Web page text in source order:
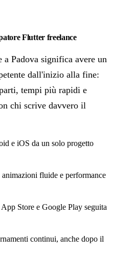
Flutter freelance
Padova significa avere un
dall'inizio alla fine:
tempi più rapidi e
chi scrive davvero il
e iOS da un solo progetto
animazioni fluide e performance
Store e Google Play seguita
continui, anche dopo il